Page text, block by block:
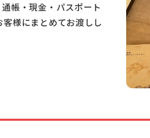
帳・現金・パスポート
様にまとめてお渡しし